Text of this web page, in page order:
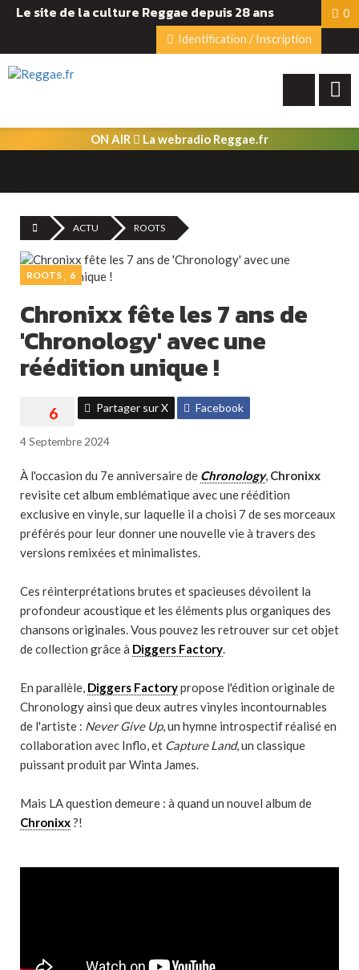
Le site de la culture Reggae depuis 28 ans
0
Identification / Inscription
ON AIR La webradio Reggae.fr
ACTU ROOTS
ROOTS 6
Chronixx fête les 7 ans de
'Chronology' avec une
réédition unique !
Partager sur X Facebook
4 Septembre 2024
À l'occasion du 7e anniversaire de Chronology, Chronixx
revisite cet album emblématique avec une réédition
exclusive en vinyle, sur laquelle il a choisi 7 de ses morceaux
préférés pour leur donner une nouvelle vie à travers des
versions remixées et minimalistes.
Ces réinterprétations brutes et spacieuses dévoilent la
profondeur acoustique et les éléments plus organiques des
chansons originales. Vous pouvez les retrouver sur cet objet
de collection grâce à Diggers Factory.
En parallèle, Diggers Factorypropose l'édition originale de
Chronology ainsi que deux autres vinyles incontournables
de l'artiste : Never Give Up, un hymne introspectif réalisé en
collaboration avec Inflo, et Capture Land, un classique
puissant produit par Winta James.
Mais LA question demeure : à quand un nouvel album de
Chronixx?!